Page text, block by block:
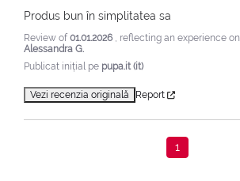
Produs bun în simplitatea sa
Review of 01.01.2026 , reflecting an experience on
Alessandra G.
Publicat inițial pe pupa.it (it)
Vezi recenzia originală Report
1